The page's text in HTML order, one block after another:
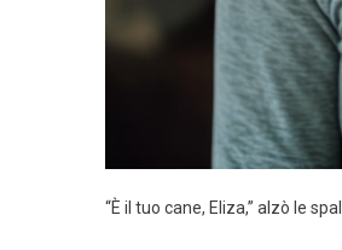
“È il tuo cane, Eliza,” alzò le